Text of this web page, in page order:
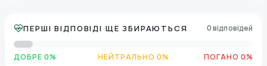
ПЕРШІ ВІДПОВІДІ ЩЕ ЗБИРАЮТЬСЯ 0 відповідей
ДОБРЕ 0% НЕЙТРАЛЬНО 0% ПОГАНО 0%